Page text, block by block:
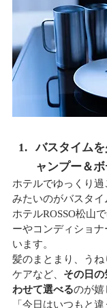
バスタイム
ャンプー＆
ホテルでゆっくり
みたいのがバスタイ
ホテルROSSO松山
ーやコンディショ
います。
髪のまとまり、う
ケアなど、 その日
わせて選べるのが嬉
「今日はいつもと